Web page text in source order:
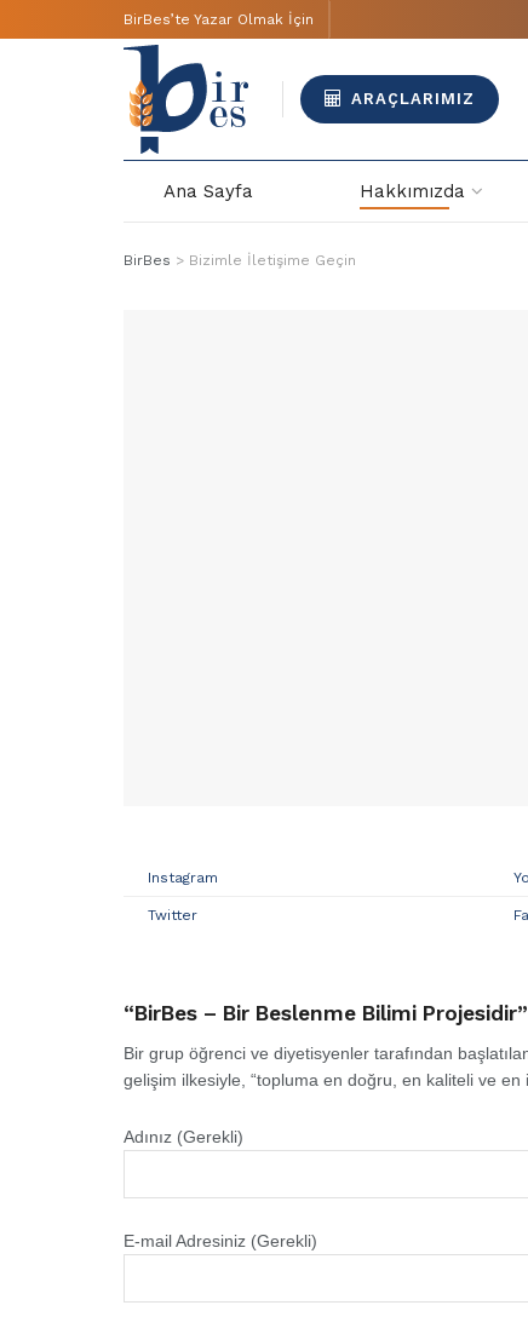
BirBes’te Yazar Olmak İçin
ARAÇLARIMIZ
Ana Sayfa Hakkımızda
BirBes > Bizimle İletişime Geçin
Instagram
Twitter
“BirBes – Bir Beslenme Bilimi Projesidir”
Bir grup öğrenci ve diyetisyenler tarafından
gelişim ilkesiyle, “topluma en doğru, en kaliteli ve
Adınız (Gerekli)
E-mail Adresiniz (Gerekli)